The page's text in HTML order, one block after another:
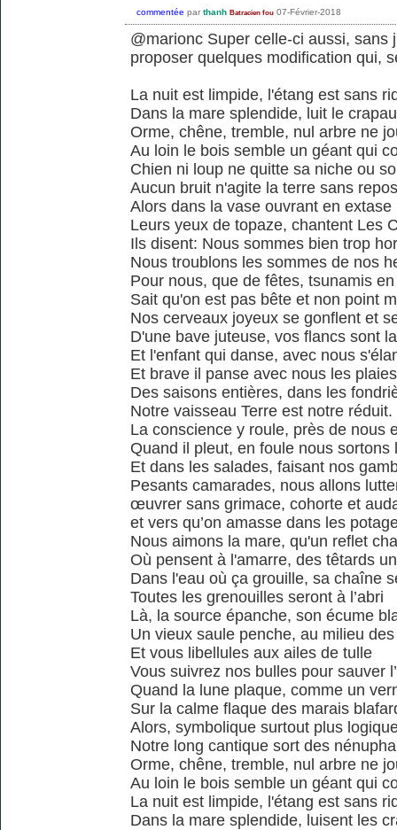
commentée par thanh Batracien fou 07-Février-2018
@marionc Super celle-ci aussi,
proposer quelques modification qui,
La nuit est limpide, l'étang est sans
Dans la mare splendide, luit le
Orme, chêne, tremble, nul arbre ne
Au loin le bois semble un géant qui
Chien ni loup ne quitte sa niche ou
Aucun bruit n'agite la terre sans repos
Alors dans la vase ouvrant en extase
Leurs yeux de topaze, chantent Les
Ils disent: Nous sommes bien trop
Nous troublons les sommes de nos
Pour nous, que de fêtes, tsunamis
Sait qu'on est pas bête et non point
Nos cerveaux joyeux se gonflent et
D'une bave juteuse, vos flancs sont
Et l'enfant qui danse, avec nous
Et brave il panse avec nous les plaies
Des saisons entières, dans les
Notre vaisseau Terre est notre réduit.
La conscience y roule, près de nous
Quand il pleut, en foule nous sortons
Et dans les salades, faisant nos
Pesants camarades, nous allons
œuvrer sans grimace, cohorte et
et vers qu’on amasse dans les
Nous aimons la mare, qu'un reflet
Où pensent à l'amarre, des têtards
Dans l'eau où ça grouille, sa chaîne
Toutes les grenouilles seront à l’abri
Là, la source épanche, son écume
Un vieux saule penche, au milieu
Et vous libellules aux ailes de tulle
Vous suivrez nos bulles pour sauver
Quand la lune plaque, comme un
Sur la calme flaque des marais
Alors, symbolique surtout plus
Notre long cantique sort des
Orme, chêne, tremble, nul arbre ne
Au loin le bois semble un géant qui
La nuit est limpide, l'étang est sans
Dans la mare splendide, luisent les